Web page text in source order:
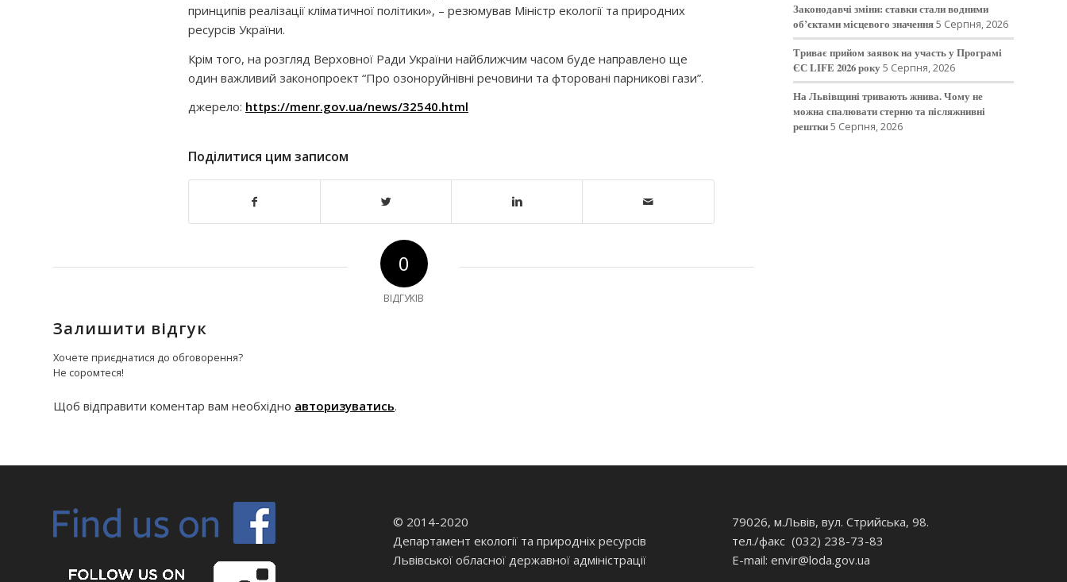
принципів реалізації кліматичної політики», – резюмував Міністр екології та природних
ресурсів України.
Крім того, на розгляд Верховної Ради України найближчим часом буде направлено ще
один важливий законопроект “Про озоноруйнівні речовини та фторовані парникові гази”.
джерело: https://menr.gov.ua/news/32540.html
Поділитися цим записом
0
ВІДГУКІВ
Залишити відгук
Хочете приєднатися до обговорення?
Не соромтеся!
Щоб відправити коментар вам необхідно авторизуватись.
Законодавчі зміни: ставки стали водними
об’єктами місцевого значення5 Серпня, 2026
Триває прийом заявок на участь у Програмі
ЄС LIFE 2026 року5 Серпня, 2026
На Львівщині тривають жнива. Чому не
можна спалювати стерню та післяжнивні
рештки5 Серпня, 2026
© 2014-2020
Департамент екології та природніх ресурсів
Львівської обласної державної адміністрації
79026, м.Львів, вул. Стрийська, 98.
тел./факс (032) 238-73-83
E-mail: envir@loda.gov.ua